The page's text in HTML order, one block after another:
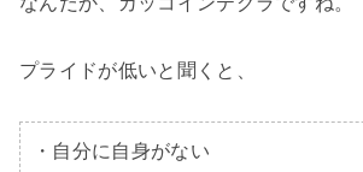
プライドが低いと聞くと、
・自分に自身がない